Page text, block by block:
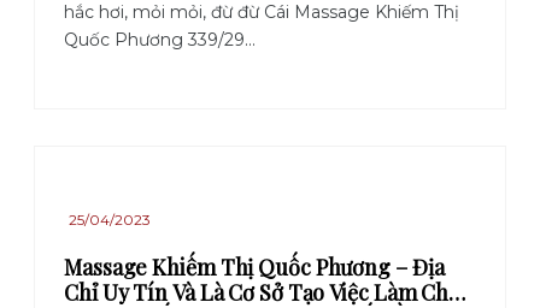
hắc hơi, mỏi mỏi, đừ đừ Cái Massage Khiếm Thị
Quốc Phương 339/29...
25/04/2023
Massage Khiếm Thị Quốc Phương – Địa
Chỉ Uy Tín Và Là Cơ Sở Tạo Việc Làm Cho